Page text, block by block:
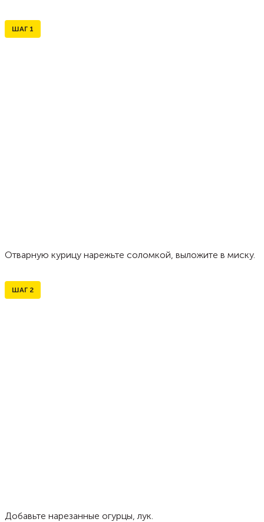
ШАГ 1
Отварную курицу нарежьте соломкой, выложите в миску.
ШАГ 2
Добавьте нарезанные огурцы, лук.